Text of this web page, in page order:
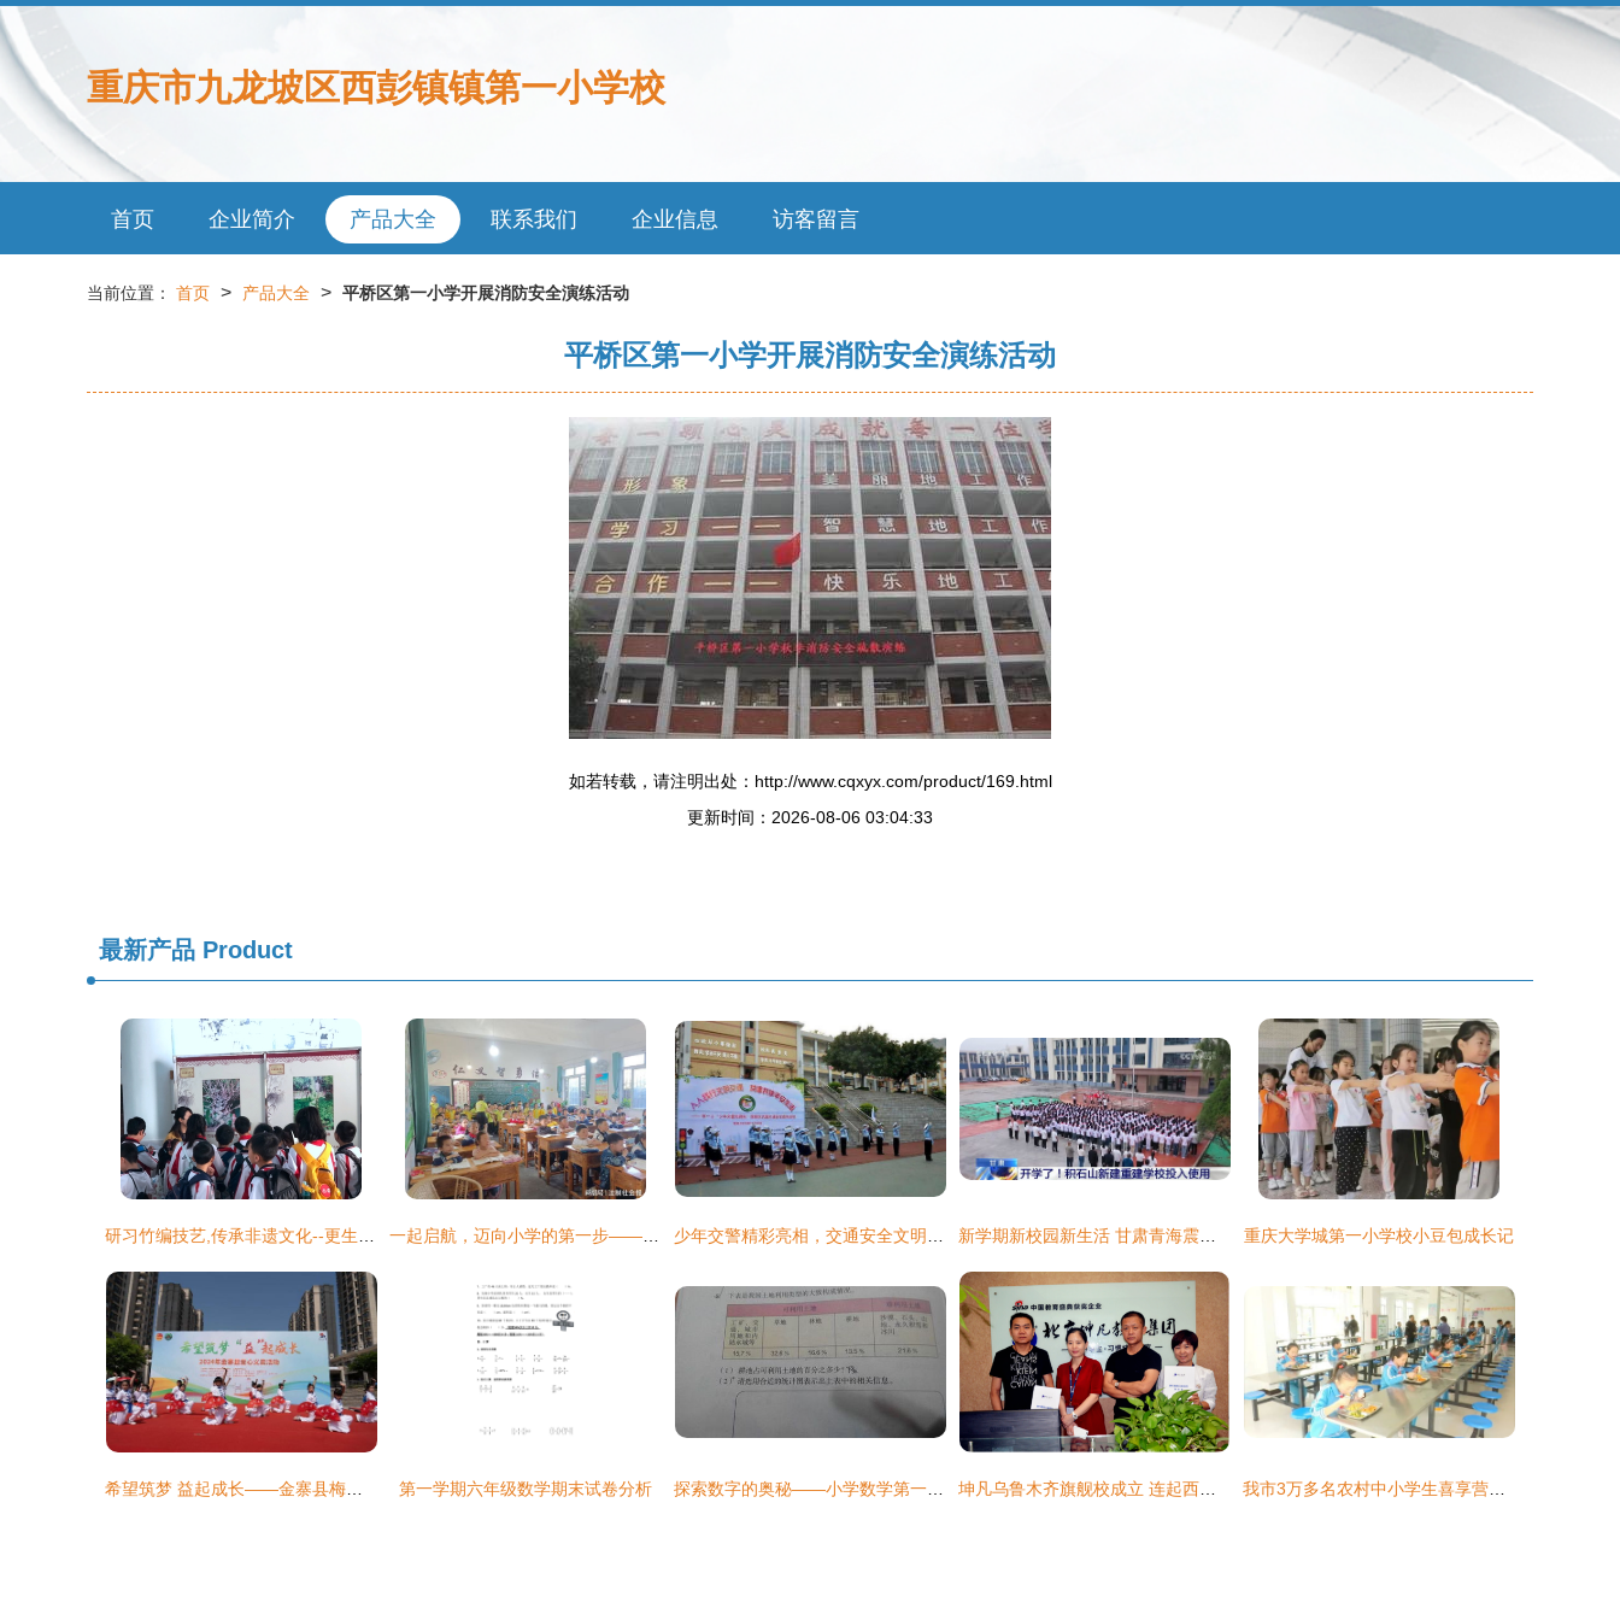
重庆市九龙坡区西彭镇镇第一小学校
首页 企业简介 产品大全 联系我们 企业信息 访客留言
当前位置： 首页 > 产品大全 > 平桥区第一小学开展消防安全演练活动
平桥区第一小学开展消防安全演练活动
如若转载，请注明出处：http://www.cqxyx.com/product/169.html
更新时间：2026-08-06 03:04:33
最新产品 Product
重庆大学城第一小学校小豆包成长记
第一学期六年级数学期末试卷分析